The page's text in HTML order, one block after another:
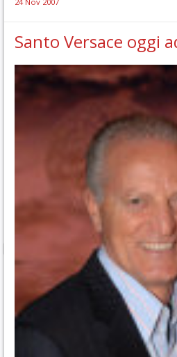
Santo Versace oggi